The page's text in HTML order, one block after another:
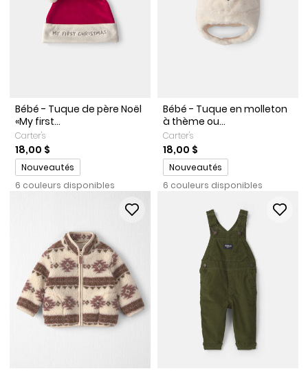
Bébé - Tuque de père Noël
«My first...
Carter's
18,00 $
Promotions
Nouveautés
6 couleurs disponibles
Bébé - Tuque en molleton
à thème ou...
Carter's
18,00 $
Promotions
Nouveautés
6 couleurs disponibles